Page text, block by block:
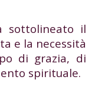
sottolineato il
e la necessità
di grazia, di
spirituale.